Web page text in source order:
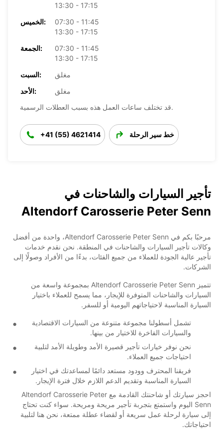
13:30 - 17:15
الخميس:
07:30 - 11:45
13:30 - 17:15
الجمعة:
07:30 - 11:45
13:30 - 17:15
السبت:
مغلق
الأحد:
مغلق
قد تختلف ساعات العمل هذه بسبب العطلات الرسمية.
+41 (55) 4621414 خط سير الرحلة
تأجير السيارات والشاحنات في
Altendorf Carosserie Peter Senn
مرحبًا بكم في Altendorf Carosserie Peter Senn، واحدة من أفضل
وكالات تأجير السيارات والشاحنات في المنطقة. نحن نقدم خدمات
تأجير عالية الجودة للعملاء من جميع الفئات، بدءًا من الأفراد وصولًا إلى
الشركات.
تتميز Altendorf Carosserie Peter Senn بمجموعة واسعة من
السيارات والشاحنات المتوفرة للإيجار، مما يسمح للعملاء باختيار
السيارة المناسبة لاحتياجاتهم اليومية أو للسفر.
تشمل أسطولنا مجموعة متنوعة من السيارات الاقتصادية
والسيارات الفاخرة للاختيار من بينها.
نحن نوفر خيارات تأجير قصيرة الأمد وطويلة الأمد لتلبية
احتياجات جميع العملاء.
فريقنا المحترف وودود مستعد دائمًا لمساعدتك في اختيار
السيارة المناسبة وتقديم الدعم اللازم خلال فترة الإيجار.
احجز سيارتك أو شاحنتك القادمة مع Altendorf Carosserie Peter
Senn اليوم واستمتع بتجربة تأجير مريحة ومريحة. سواء كنت تحتاج
إلى سيارة لرحلة عمل سريعة أو لقضاء عطلة ممتعة، نحن هنا لتلبية
احتياجاتك.